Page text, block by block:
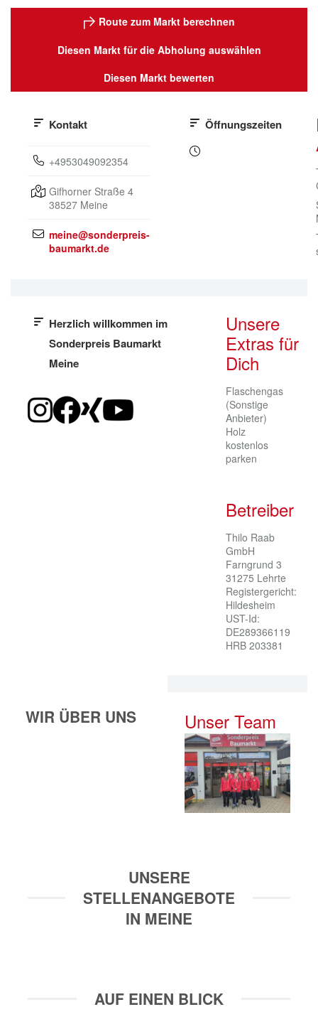
Route zum Markt berechnen
Diesen Markt für die Abholung auswählen
Diesen Markt bewerten
Öffnungszeiten
Kontakt
+4953049092354
Gifhorner Straße 4
38527 Meine
meine@sonderpreis-
baumarkt.de
Herzlich willkommen im
Sonderpreis Baumarkt
Meine
Unsere
Extras für
Dich
Flaschengas
(Sonstige
Anbieter)
Holz
kostenlos
parken
Betreiber
Thilo Raab
GmbH
Farngrund 3
31275 Lehrte
Registergericht:
Hildesheim
UST-Id:
DE289366119
HRB 203381
Unser Team
WIR ÜBER UNS
UNSERE
STELLENANGEBOTE
IN MEINE
AUF EINEN BLICK